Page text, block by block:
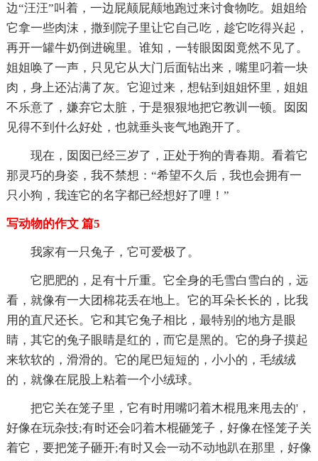
边“汪汪”叫着，一边屁颠屁颠地跑过来讨食物吃。姐姐给
它拿一些肉沫，撒到院子里让它自己吃，趁它吃得兴起，
再开一罐牛奶倒进碗里。谁知，一转眼囡囡竟然不见了。
姐姐唤了一声，只见它从大门后面钻出来，嘴里叼着一块
肉，身上还沾满了灰。它迎过来，想钻到姐姐怀里，姐姐
不乐意了，嫌弃它太脏，于是狠狠地把它教训一顿。囡囡
见得不到什么好处，也就垂头丧气地跑开了。
现在，囡囡已经三岁了，正处于狗的青春期。看着它
那灵巧的身姿，我不禁想：“希望不久后，我也会拥有一
只小狗，我连它的名字都已经想好了哩！”
写动物的作文 篇5
我家有一只兔子，它可爱极了。
它肥肥的，足有十斤重。它全身的毛雪白雪白的，远
看，就像有一大团棉花丢在地上。它的耳朵长长的，比我
用的直尺还长。它和其它兔子相比，最特别的地方是眼
睛，其它的兔子眼睛是红的，而它是黑的。它的身子摸起
来软软的，滑滑的。它的尾巴短短的，小小的，毛绒绒
的，就像在屁股上粘着一个小绒球。
把它关在笼子里，它有时用嘴叼着木棍甩来甩去的'，
好像在玩杂技;有时还会叼着木棍砸笼子，好像在怪笼子关
着它，要把笼子砸开;有时又会一动不动地趴在那里，好像